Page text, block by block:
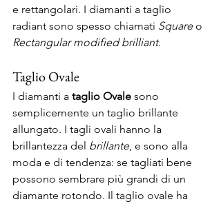
e rettangolari. I diamanti a taglio
radiant sono spesso chiamati Square o
Rectangular modified brilliant.
Taglio Ovale
I diamanti a taglio Ovale sono
semplicemente un taglio brillante
allungato. I tagli ovali hanno la
brillantezza del brillante, e sono alla
moda e di tendenza: se tagliati bene
possono sembrare più grandi di un
diamante rotondo. Il taglio ovale ha